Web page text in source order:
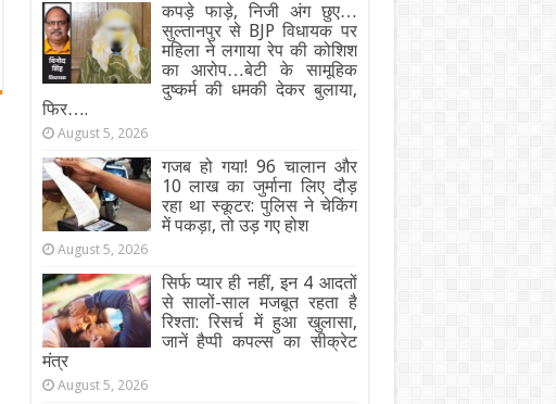
कपड़े फाड़े, निजी अंग छुए…
सुल्तानपुर से BJP विधायक पर
महिला ने लगाया रेप की कोशिश
का आरोप…बेटी के सामूहिक
दुष्कर्म की धमकी देकर बुलाया,
फिर….
August 5, 2026
गजब हो गया! 96 चालान और
10 लाख का जुर्माना लिए दौड़
रहा था स्कूटर: पुलिस ने चेकिंग
में पकड़ा, तो उड़ गए होश
August 5, 2026
सिर्फ प्यार ही नहीं, इन 4 आदतों
से सालों-साल मजबूत रहता है
रिश्ता: रिसर्च में हुआ खुलासा,
जानें हैप्पी कपल्स का सीक्रेट
मंत्र
August 5, 2026